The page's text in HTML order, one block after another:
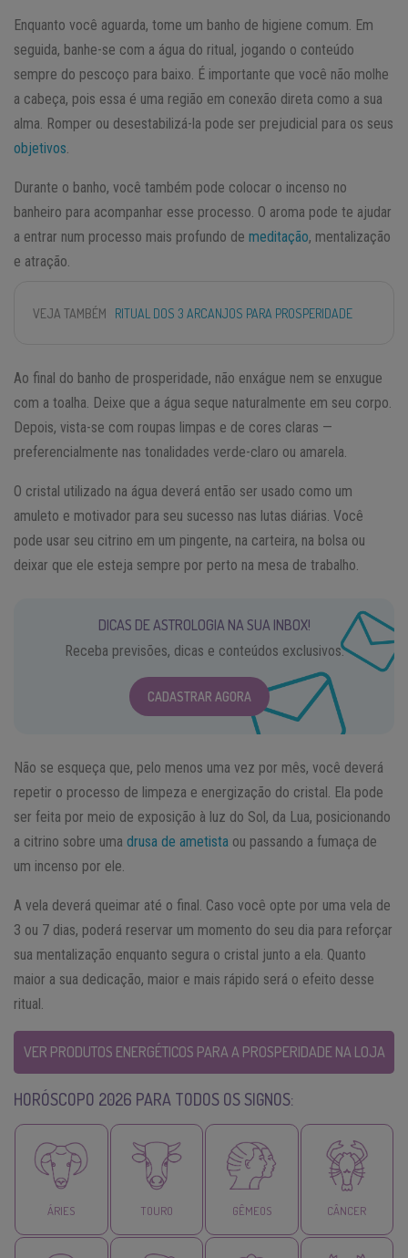
Enquanto você aguarda, tome um banho de higiene comum. Em
seguida, banhe-se com a água do ritual, jogando o conteúdo
sempre do pescoço para baixo. É importante que você não molhe
a cabeça, pois essa é uma região em conexão direta como a sua
alma. Romper ou desestabilizá-la pode ser prejudicial para os seus
objetivos
Durante o banho, você também pode colocar o incenso no
banheiro para acompanhar esse processo. O aroma pode te ajudar
a entrar num processo mais profundo de meditação, mentalização
e atração.
VEJA TAMBÉM RITUAL DOS 3 ARCANJOS PARA PROSPERIDADE
Ao final do banho de prosperidade, não enxágue nem se enxugue
com a toalha. Deixe que a água seque naturalmente em seu corpo.
Depois, vista-se com roupas limpas e de cores claras —
preferencialmente nas tonalidades verde-claro ou amarela.
O cristal utilizado na água deverá então ser usado como um
amuleto e motivador para seu sucesso nas lutas diárias. Você
pode usar seu citrino em um pingente, na carteira, na bolsa ou
deixar que ele esteja sempre por perto na mesa de trabalho.
DICAS DE ASTROLOGIA NA SUA INBOX!
Receba previsões, dicas e conteúdos exclusivos.
CADASTRAR AGORA
Não se esqueça que, pelo menos uma vez por mês, você deverá
repetir o processo de limpeza e energização do cristal. Ela pode
ser feita por meio de exposição à luz do Sol, da Lua, posicionando
a citrino sobre uma drusa de ametista ou passando a fumaça de
um incenso por ele.
A vela deverá queimar até o final. Caso você opte por uma vela de
3 ou 7 dias, poderá reservar um momento do seu dia para reforçar
sua mentalização enquanto segura o cristal junto a ela. Quanto
maior a sua dedicação, maior e mais rápido será o efeito desse
ritual.
VER PRODUTOS ENERGÉTICOS PARA A PROSPERIDADE NA LOJA
HORÓSCOPO 2026 PARA TODOS OS SIGNOS:
ÁRIES TOURO GÊMEOS CÂNCER